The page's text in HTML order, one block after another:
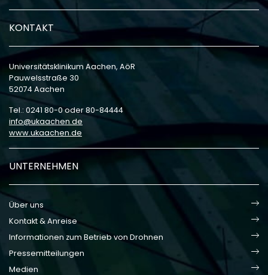
KONTAKT
Universitätsklinikum Aachen, AöR
Pauwelsstraße 30
52074 Aachen
Tel.: 0241 80-0 oder 80-84444
info
ukaachen de
www.ukaachen.de
UNTERNEHMEN
Über uns
Kontakt & Anreise
Informationen zum Betrieb von Drohnen
Pressemitteilungen
Medien